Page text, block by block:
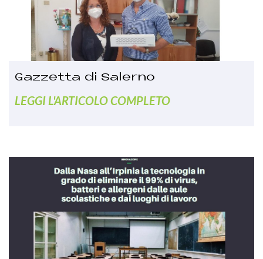
Gazzetta di Salerno
LEGGI L'ARTICOLO COMPLETO